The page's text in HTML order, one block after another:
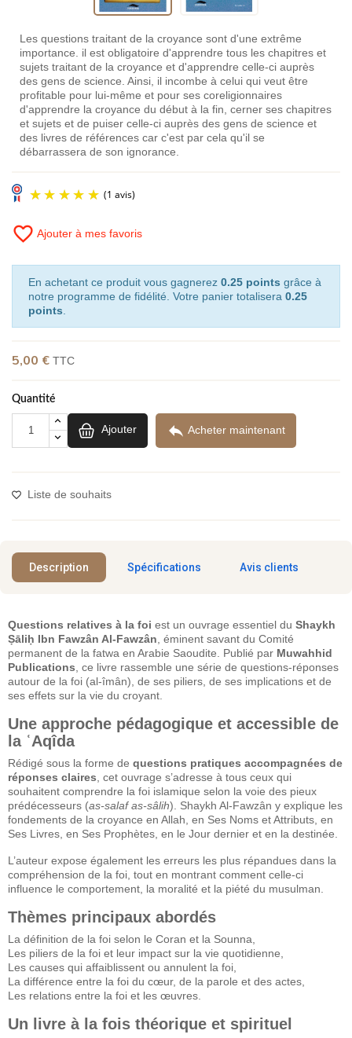
Les questions traitant de la croyance sont d'une extrême
importance. il est obligatoire d'apprendre tous les chapitres et
sujets traitant de la croyance et d'apprendre celle-ci auprès
des gens de science. Ainsi, il incombe à celui qui veut être
profitable pour lui-même et pour ses coreligionnaires
d'apprendre la croyance du début à la fin, cerner ses chapitres
et sujets et de puiser celle-ci auprès des gens de science et
des livres de références car c'est par cela qu'il se
débarrassera de son ignorance.
favorite_border Ajouter à mes favoris
En achetant ce produit vous gagnerez 0.25 points grâce à
notre programme de fidélité. Votre panier totalisera 0.25
points
5,00 € TTC
Quantité
Ajouter  Acheter maintenant
Liste de souhaits
Description Spécifications Avis clients
Questions relatives à la foi est un ouvrage essentiel du Shaykh
Ṣāliḥ Ibn Fawzân Al-Fawzân , éminent savant du Comité
permanent de la fatwa en Arabie Saoudite. Publié par Muwahhid
Publications , ce livre rassemble une série de questions-réponses
autour de la foi (al-îmân), de ses piliers, de ses implications et de
ses effets sur la vie du croyant.
Une approche pédagogique et accessible de
la ʿAqîda
Rédigé sous la forme de questions pratiques accompagnées de
réponses claires , cet ouvrage s’adresse à tous ceux qui
souhaitent comprendre la foi islamique selon la voie des pieux
prédécesseurs (as-salaf as-sâlih). Shaykh Al-Fawzân y explique les
fondements de la croyance en Allah, en Ses Noms et Attributs, en
Ses Livres, en Ses Prophètes, en le Jour dernier et en la destinée.
L’auteur expose également les erreurs les plus répandues dans la
compréhension de la foi, tout en montrant comment celle-ci
influence le comportement, la moralité et la piété du musulman.
Thèmes principaux abordés
La définition de la foi selon le Coran et la Sounna,
Les piliers de la foi et leur impact sur la vie quotidienne,
Les causes qui affaiblissent ou annulent la foi,
La différence entre la foi du cœur, de la parole et des actes,
Les relations entre la foi et les œuvres.
Un livre à la fois théorique et spirituel